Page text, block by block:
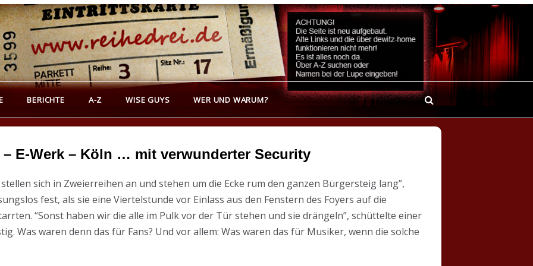
über Groß- und Kleinkunst
BERICHTE A-Z WISE GUYS WER UND WARUM?
– E-Werk – Köln … mit verwunderter Security
sich in Zweierreihen an und stehen um die Ecke rum den ganzen Bürgersteig lang”,
fest, als sie eine Viertelstunde vor Einlass aus den Fenstern des Foyers auf die
“Sonst haben wir die alle im Pulk vor der Tür stehen und sie drängeln”, schüttelte einer
Was waren denn das für Fans? Und vor allem: Was waren das für Musiker, wenn die solche